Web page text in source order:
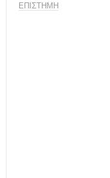
ΕΠΙΣΤΗΜΗ